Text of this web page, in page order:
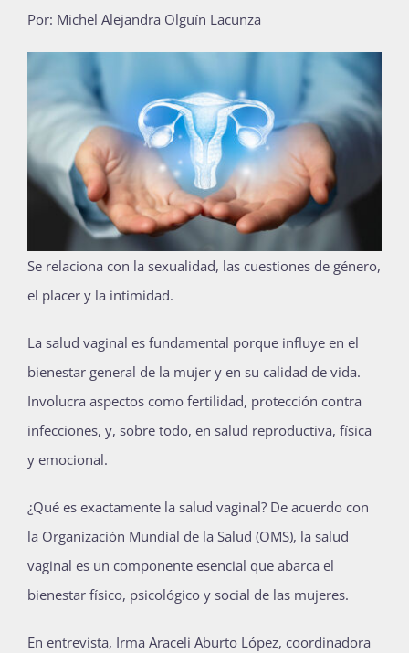
Recursos
Súmate
Publicaciones
Bienvenida generación 2027-1
Por: Michel Alejandra Olguín Lacunza
Se relaciona con la sexualidad, las cuestiones de género,
el placer y la intimidad.
La salud vaginal es fundamental porque influye en el
bienestar general de la mujer y en su calidad de vida.
Involucra aspectos como fertilidad, protección contra
infecciones, y, sobre todo, en salud reproductiva, física
y emocional.
¿Qué es exactamente la salud vaginal? De acuerdo con
la Organización Mundial de la Salud (OMS), la salud
vaginal es un componente esencial que abarca el
bienestar físico, psicológico y social de las mujeres.
En entrevista, Irma Araceli Aburto López, coordinadora